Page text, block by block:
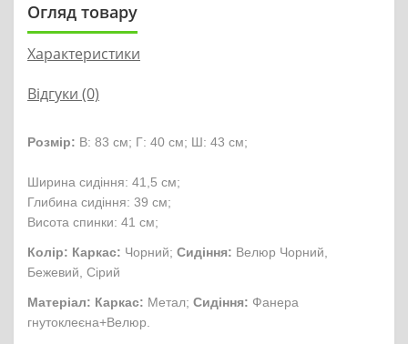
Огляд товару
Характеристики
Відгуки (0)
Розмір: В: 83 см; Г: 40 см; Ш: 43 см;
Ширина сидіння: 41,5 см;
Глибина сидіння: 39 см;
Висота спинки: 41 см;
Колір: Каркас: Чорний; Сидіння: Велюр Чорний,
Бежевий, Сірий
Матеріал: Каркас: Метал; Сидіння: Фанера
гнутоклеєна+Велюр.